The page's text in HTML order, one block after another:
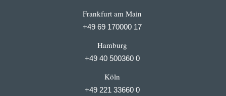
Frankfurt am Main
+49 69 170000 17
Hamburg
+49 40 500360 0
Köln
+49 221 33660 0